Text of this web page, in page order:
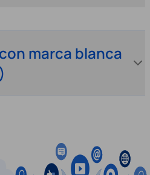
marca blanca